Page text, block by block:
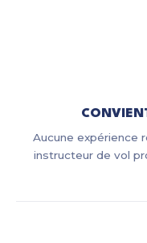
Aucune expérience
instructeur de vol